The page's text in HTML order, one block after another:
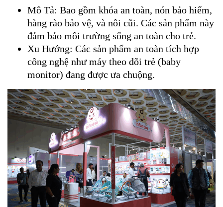
Mô Tả: Bao gồm khóa an toàn, nón bảo hiểm,
hàng rào bảo vệ, và nôi cũi. Các sản phẩm này
đảm bảo môi trường sống an toàn cho trẻ.
Xu Hướng: Các sản phẩm an toàn tích hợp
công nghệ như máy theo dõi trẻ (baby
monitor) đang được ưa chuộng.